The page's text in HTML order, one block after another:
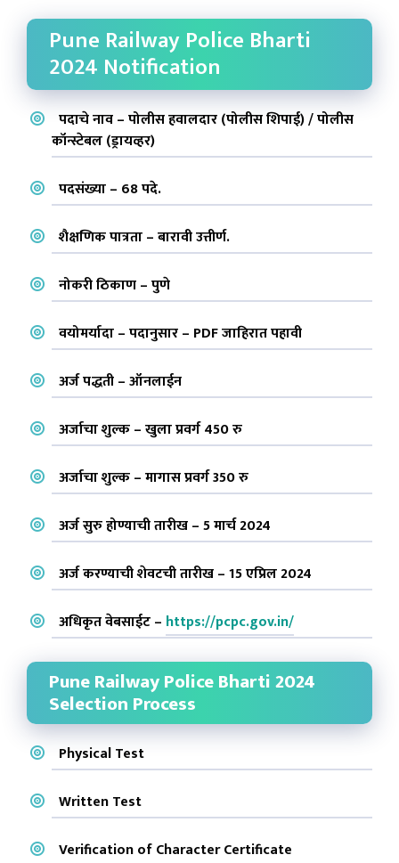
Pune Railway Police Bharti
2024 Notification
पदाचे नाव – पोलीस हवालदार (पोलीस शिपाई) / पोलीस
कॉन्स्टेबल (ड्रायव्हर)
पदसंख्या – 68 पदे.
शैक्षणिक पात्रता – बारावी उत्तीर्ण.
नोकरी ठिकाण – पुणे
वयोमर्यादा – पदानुसार – PDF जाहिरात पहावी
अर्ज पद्धती – ऑनलाईन
अर्जाचा शुल्क – खुला प्रवर्ग 450 रु
अर्जाचा शुल्क – मागास प्रवर्ग 350 रु
अर्ज सुरु होण्याची तारीख – 5 मार्च 2024
अर्ज करण्याची शेवटची तारीख – 15 एप्रिल 2024
अधिकृत वेबसाईट – https://pcpc.gov.in/
Pune Railway Police Bharti 2024
Selection Process
Physical Test
Written Test
Verification of Character Certificate